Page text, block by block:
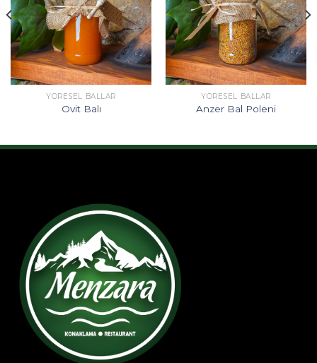
YÖRESEL BALLAR
Ovit Balı
YÖRESEL BALLAR
Anzer Bal Poleni